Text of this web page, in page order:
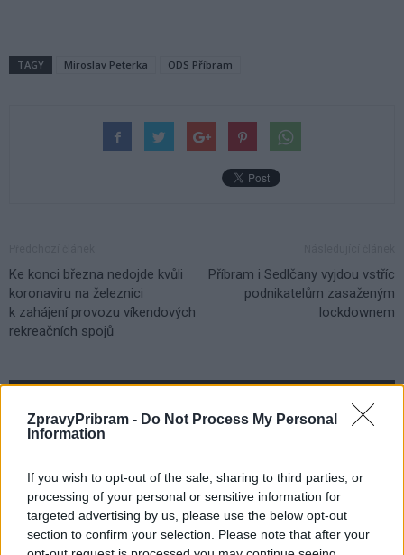
ZpravyPribram - Do Not Process My Personal
Information
If you wish to opt-out of the sale, sharing to third parties, or
processing of your personal or sensitive information for
targeted advertising by us, please use the below opt-out
section to confirm your selection. Please note that after your
TAGY Miroslav Peterka ODS Příbram
Ke konci března nedojde kvůli
koronaviru na železnici
k zahájení provozu víkendových
rekreačních spojů
Příbram i Sedlčany vyjdou vstříc
podnikatelům zasaženým
lockdownem
VÍCE OD AUTORA
Váš názor
Václav Dvořák připomíná ztracený čas
u 2. polikliniky